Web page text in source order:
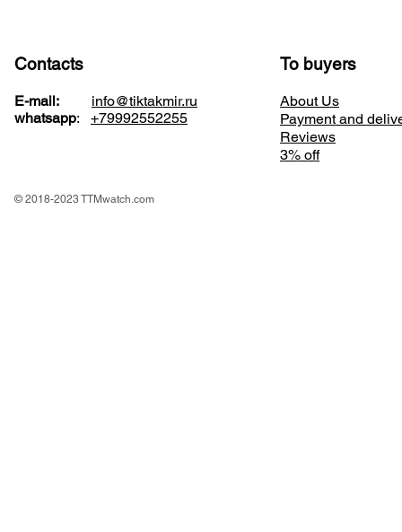
Contacts
E-mail: info@tiktakmir.ru
whatsapp: +79992552255
To buyers
About Us
Payment and
Reviews
3% off
© 2018-2023 TTMwatch.com